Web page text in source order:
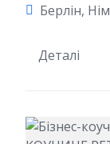
Берлін,
Деталі